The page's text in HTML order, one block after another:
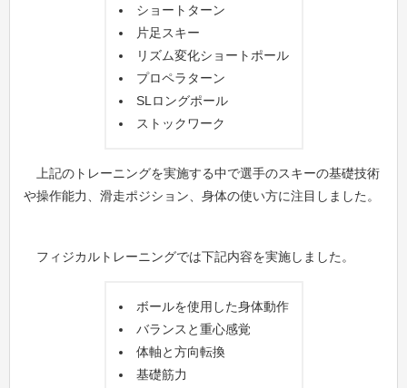
ショートターン
片足スキー
リズム変化ショートポール
プロペラターン
SLロングポール
ストックワーク
上記のトレーニングを実施する中で選手のスキーの基礎技術
や操作能力、滑走ポジション、身体の使い方に注目しました。
フィジカルトレーニングでは下記内容を実施しました。
ボールを使用した身体動作
バランスと重心感覚
体軸と方向転換
基礎筋力